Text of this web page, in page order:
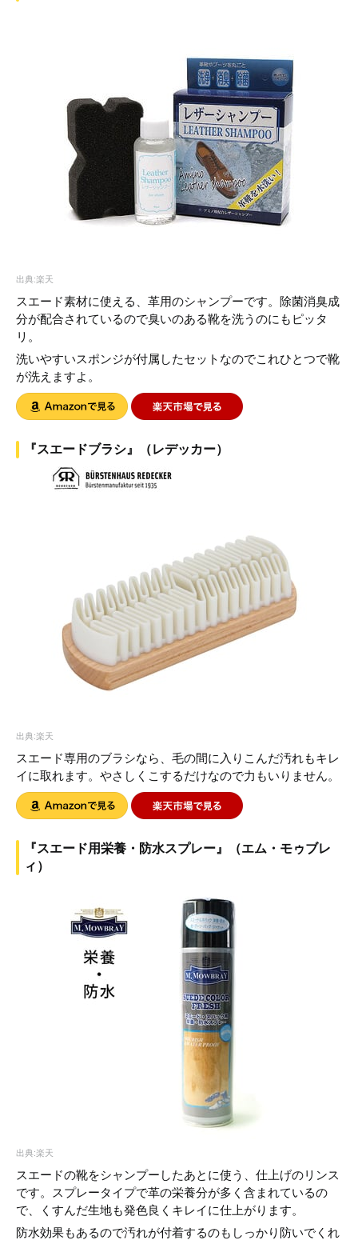
出典:楽天
スエード素材に使える、革用のシャンプーです。除菌消臭成
分が配合されているので臭いのある靴を洗うのにもピッタ
リ。
洗いやすいスポンジが付属したセットなのでこれひとつで靴
が洗えますよ。
『スエードブラシ』（レデッカー）
出典:楽天
スエード専用のブラシなら、毛の間に入りこんだ汚れもキレ
イに取れます。やさしくこするだけなので力もいりません。
『スエード用栄養・防水スプレー』（エム・モゥブレ
ィ）
出典:楽天
スエードの靴をシャンプーしたあとに使う、仕上げのリンス
です。スプレータイプで革の栄養分が多く含まれているの
で、くすんだ生地も発色良くキレイに仕上がります。
防水効果もあるので汚れが付着するのもしっかり防いでくれ